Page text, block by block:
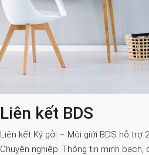
Liên kết BDS
Liên kết Ký gởi – Môi giới BDS hỗ trợ
Chuyên nghiệp. Thông tin minh bạch,